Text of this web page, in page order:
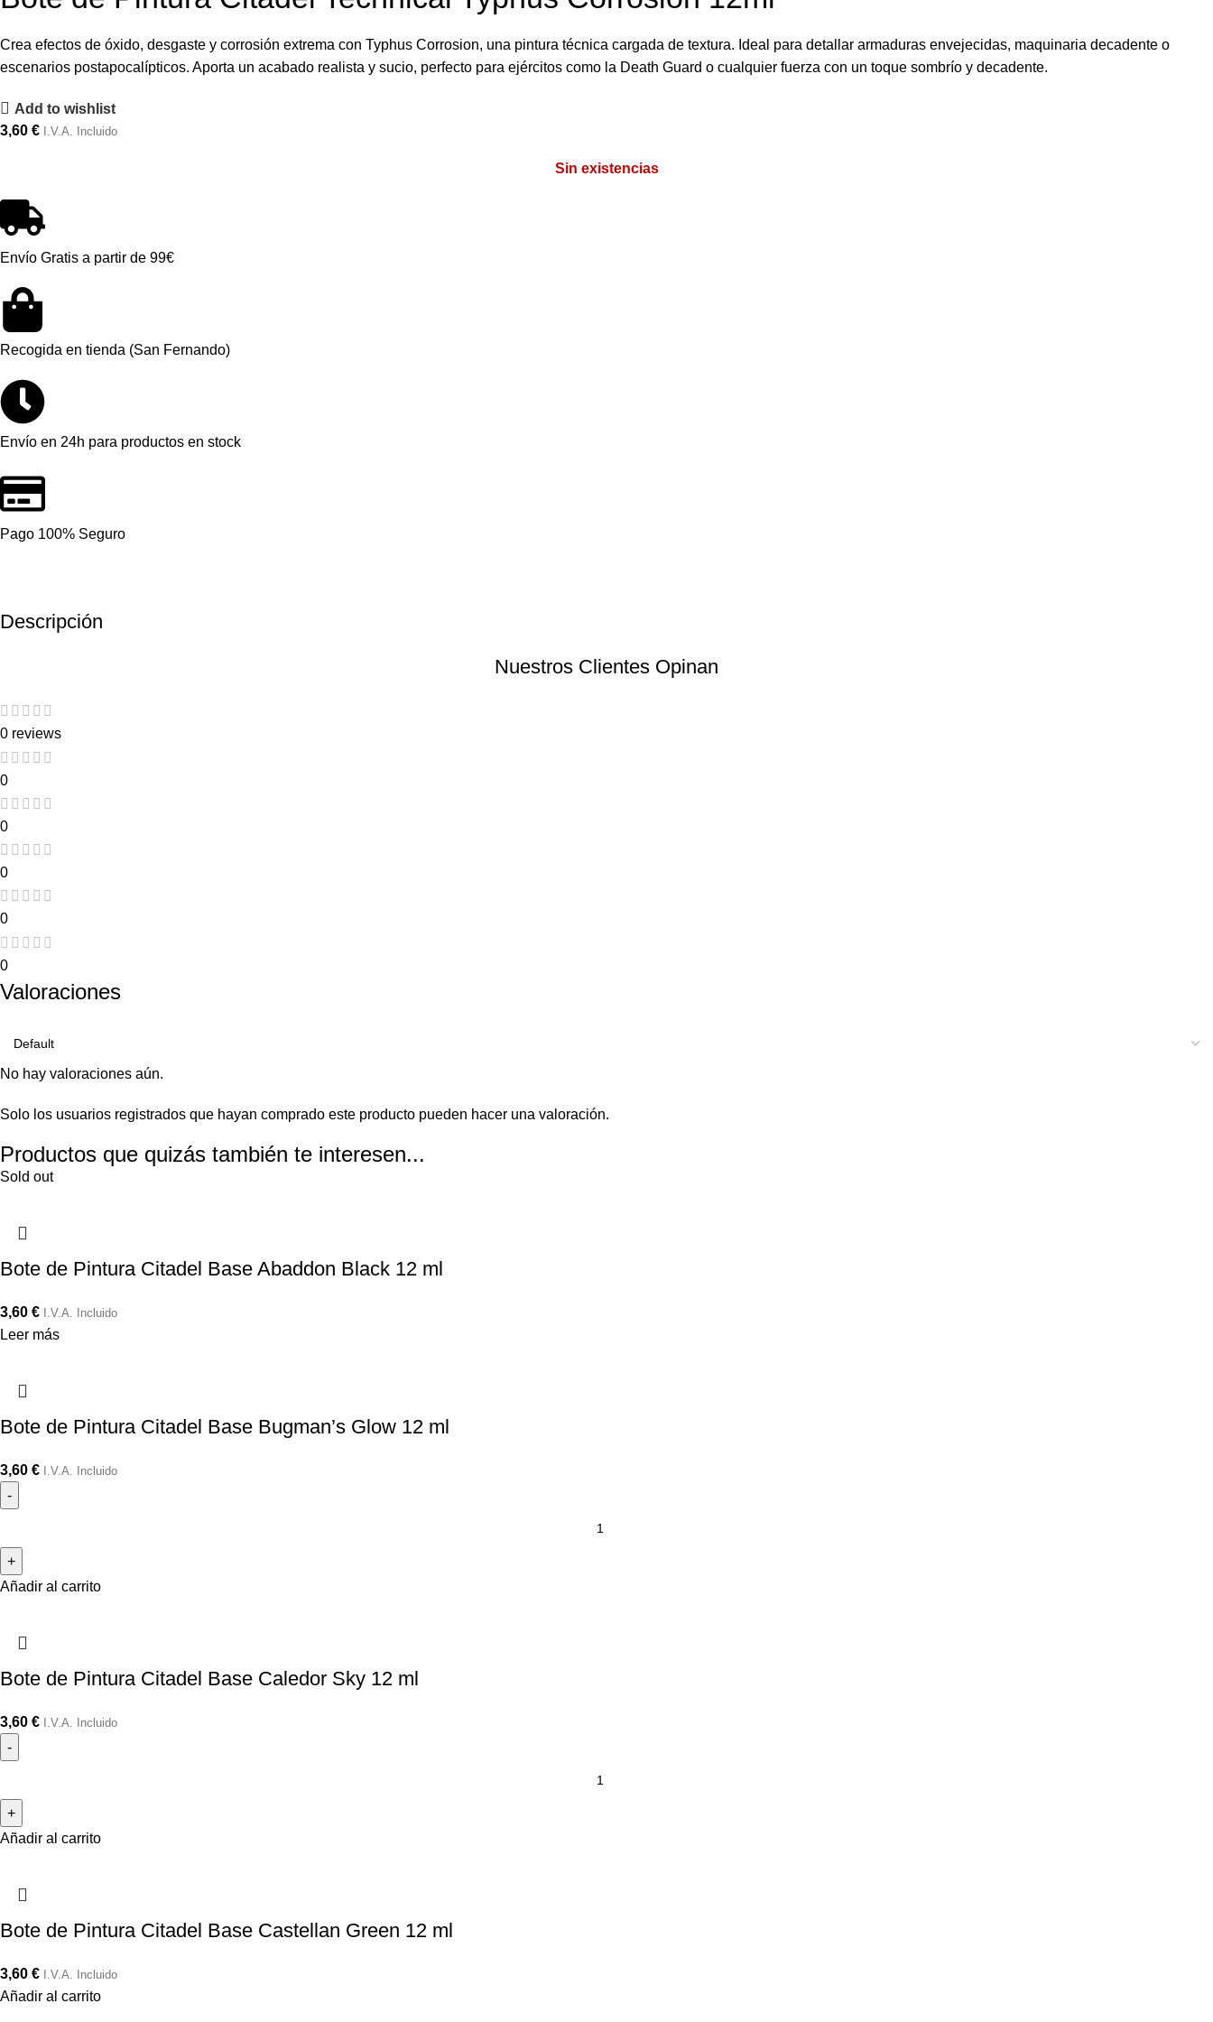
Crea efectos de óxido, desgaste y corrosión extrema con Typhus Corrosion, una pintura técnica cargada de textura. Ideal para detallar armaduras envejecidas, maquinaria decadente o
escenarios postapocalípticos. Aporta un acabado realista y sucio, perfecto para ejércitos como la Death Guard o cualquier fuerza con un toque sombrío y decadente.
Add to wishlist
3,60 € I.V.A. Incluido
Sin existencias
Envío Gratis a partir de 99€
Recogida en tienda (San Fernando)
Envío en 24h para productos en stock
Pago 100% Seguro
Descripción
Nuestros Clientes Opinan
0 reviews
0
0
0
0
0
Valoraciones
No hay valoraciones aún.
Solo los usuarios registrados que hayan comprado este producto pueden hacer una valoración.
Productos que quizás también te interesen...
Sold out
Bote de Pintura Citadel Base Abaddon Black 12 ml
3,60 € I.V.A. Incluido
Leer más
Bote de Pintura Citadel Base Bugman’s Glow 12 ml
3,60 € I.V.A. Incluido
Añadir al carrito
Bote de Pintura Citadel Base Caledor Sky 12 ml
3,60 € I.V.A. Incluido
Añadir al carrito
Bote de Pintura Citadel Base Castellan Green 12 ml
3,60 € I.V.A. Incluido
Añadir al carrito